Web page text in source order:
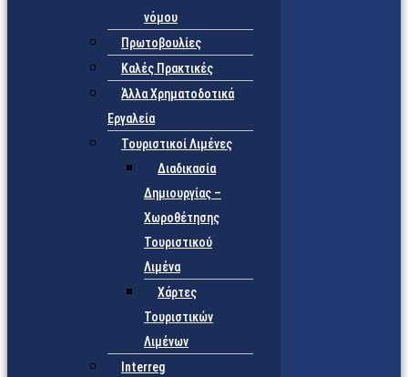
νόμου
Πρωτοβουλίες
Καλές Πρακτικές
Άλλα Χρηματοδοτικά
Εργαλεία
Τουριστικοί Λιμένες
Διαδικασία
Δημιουργίας –
Χωροθέτησης
Τουριστικού
Λιμένα
Χάρτες
Τουριστικών
Λιμένων
Interreg